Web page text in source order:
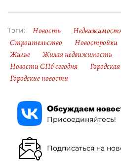
Тэги: Новость
Строительство
Новостройки
Жилье
Жилая недвижимость
Новости СПб сегодня
Городские новости
Обсуждаем
Присоединяйтесь!
Подписаться на